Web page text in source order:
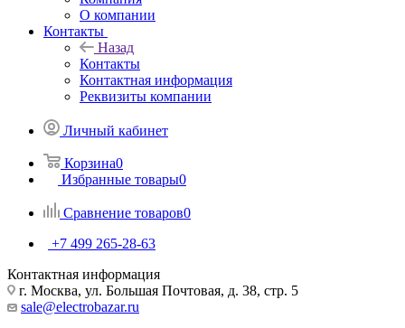
О компании
Контакты
Назад
Контакты
Контактная информация
Реквизиты компании
Личный кабинет
Корзина0
Избранные товары0
Сравнение товаров0
+7 499 265-28-63
Контактная информация
г. Москва, ул. Большая Почтовая, д. 38, стр. 5
sale@electrobazar.ru